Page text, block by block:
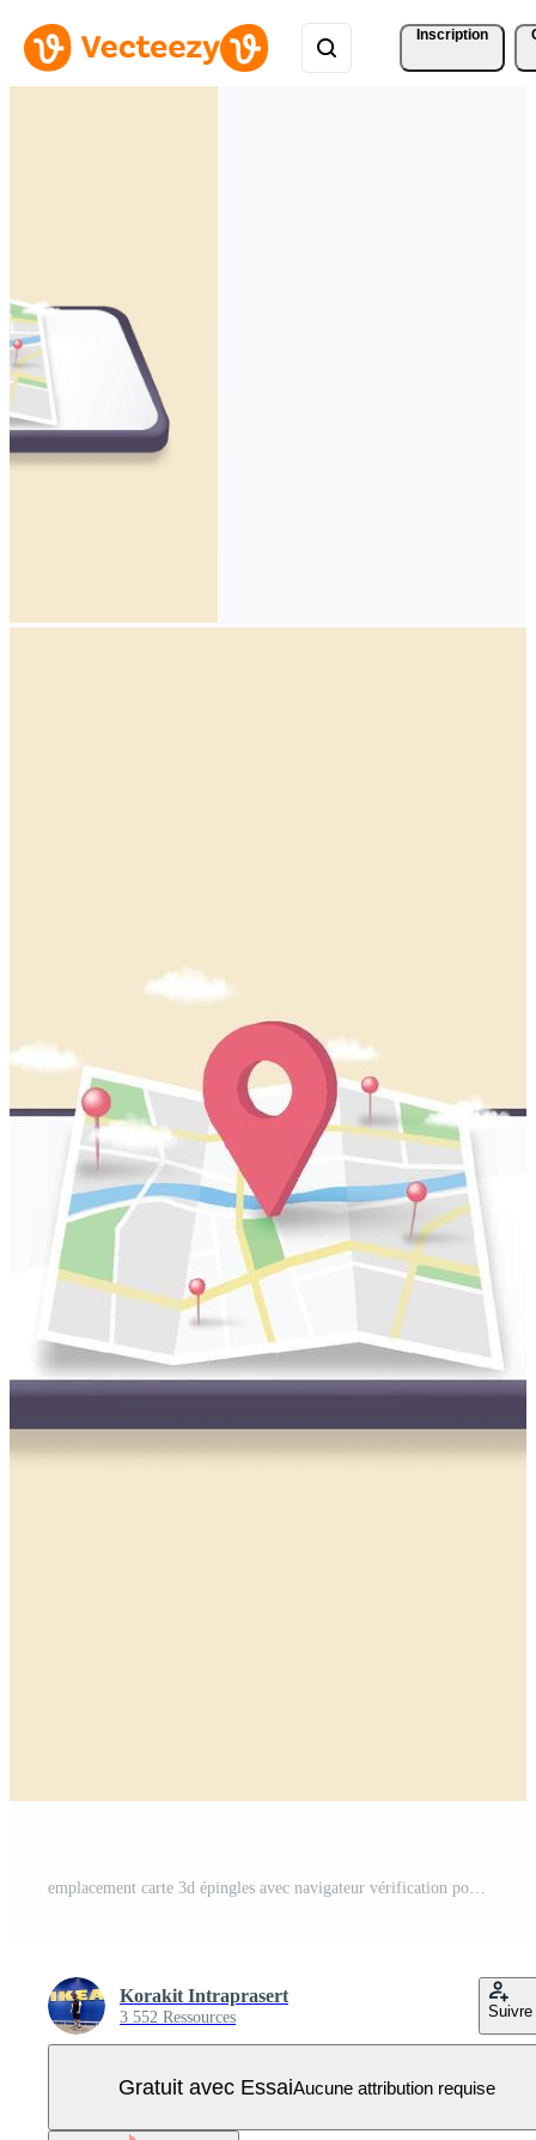
Inscription
emplacement carte 3d épingles avec navigateur vérification points pour entreprise. GPS. vecteur illustration Vecteur Pro
Korakit Intraprasert
3 552 Ressources Suivre
Gratuit avec EssaiAucune attribution requise